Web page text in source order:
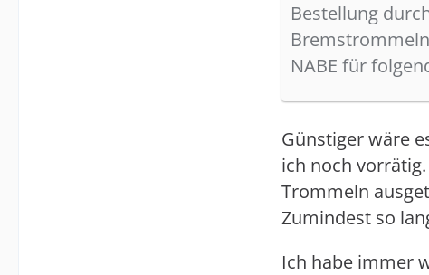
Bestellung
Bremstrommeln
NABE für
Günstiger wäre
ich noch
Trommeln
Zumindest so
Ich habe immer